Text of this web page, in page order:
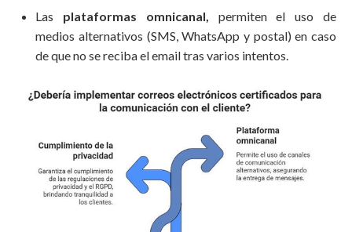
Las plataformas omnicanal, permiten el uso de
medios alternativos (SMS, WhatsApp y postal) en caso
de que no se reciba el email tras varios intentos.